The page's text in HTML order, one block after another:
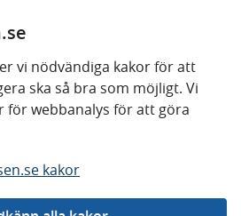
vi nödvändiga kakor för att
ska så bra som möjligt. Vi
för webbanalys för att göra
kakor